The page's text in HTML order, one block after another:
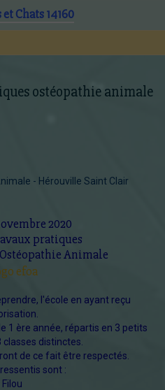
Chats 14160
ostéopathie animale
- Hérouville Saint Clair
2020
pratiques
Animale
l'école en ayant reçu
1 ère année, répartis en 3 petits
distinctes.
de ce fait être respectés.
sont :